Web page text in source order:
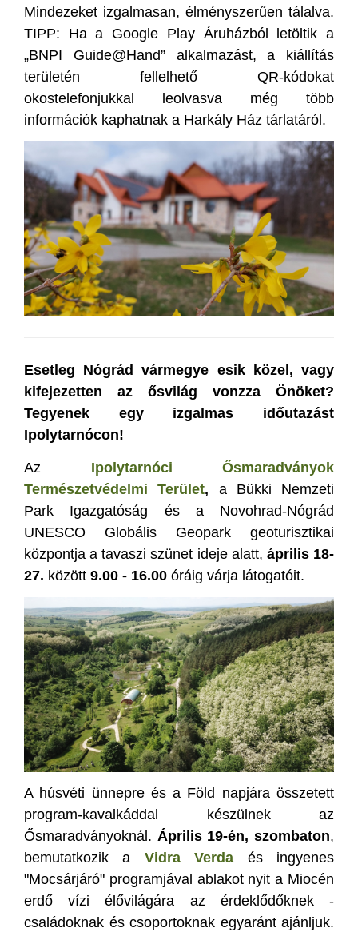
Mindezeket izgalmasan, élményszerűen tálalva.
TIPP: Ha a Google Play Áruházból letöltik a
„BNPI Guide@Hand” alkalmazást, a kiállítás
területén fellelhető QR-kódokat
okostelefonjukkal leolvasva még több
információk kaphatnak a Harkály Ház tárlatáról.
Esetleg Nógrád vármegye esik közel, vagy
kifejezetten az ősvilág vonzza Önöket?
Tegyenek egy izgalmas időutazást
Ipolytarnócon!
Az
Ipolytarnóci Ősmaradványok
Természetvédelmi Terület, a Bükki Nemzeti
Park Igazgatóság és a Novohrad-Nógrád
UNESCO Globális Geopark geoturisztikai
központja a tavaszi szünet ideje alatt, április 18-
27. között 9.00 - 16.00 óráig várja látogatóit.
A húsvéti ünnepre és a Föld napjára összetett
program-kavalkáddal készülnek az
Ősmaradványoknál. Április 19-én, szombaton,
bemutatkozik a
Vidra Verda és ingyenes
"Mocsárjáró" programjával ablakot nyit a Miocén
erdő vízi élővilágára az érdeklődőknek -
családoknak és csoportoknak egyaránt ajánljuk.